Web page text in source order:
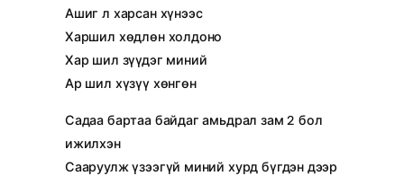
Ашиг л харсан хүнээс
Харшил хөдлөн холдоно
Хар шил зүүдэг миний
Ар шил хүзүү хөнгөн
Садаа бартаа байдаг амьдрал зам 2 бол
ижилхэн
Сааруулж үзээгүй миний хурд бүгдэн дээр